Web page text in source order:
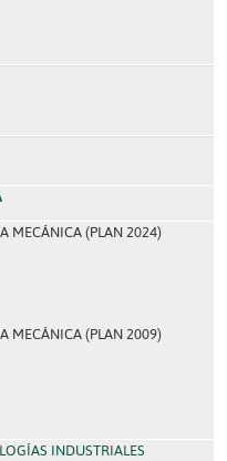
MECÁNICA (PLAN 2024)
MECÁNICA (PLAN 2009)
INDUSTRIALES